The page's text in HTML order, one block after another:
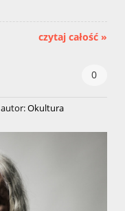
czytaj całość »
0
autor:Okultura